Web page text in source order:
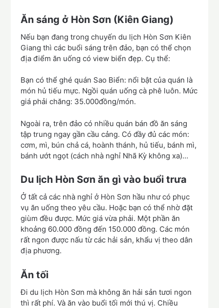
Ăn sáng ở Hòn Sơn (Kiên Giang)
Nếu bạn đang trong chuyến du lịch Hòn Sơn Kiên
Giang thì các buổi sáng trên đảo, bạn có thể chọn
địa điểm ăn uống có view biển đẹp. Cụ thể:
Bạn có thể ghé quán Sao Biển: nổi bật của quán là
món hủ tiếu mực. Ngồi quán uống cà phê luôn. Mức
giá phải chăng: 35.000đồng/món.
Ngoài ra, trên đảo có nhiều quán bán đồ ăn sáng
tập trung ngay gần cầu cảng. Có đầy đủ các món:
cơm, mì, bún chả cá, hoành thánh, hủ tiếu, bánh mì,
bánh ướt ngọt (cách nhà nghỉ Nhã Kỳ không xa)…
Du lịch Hòn Sơn ăn gì vào buổi trưa
Ở tất cả các nhà nghỉ ở Hòn Sơn hầu như có phục
vụ ăn uống theo yêu cầu. Hoặc bạn có thể nhờ đặt
giùm đều được. Mức giá vừa phải. Một phần ăn
khoảng 60.000 đồng đến 150.000 đồng. Các món
rất ngon được nấu từ các hải sản, khẩu vị theo dân
địa phương.
Ăn tối
Đi du lịch Hòn Sơn mà không ăn hải sản tươi ngon
thì rất phí. Và ăn vào buổi tối mới thú vị. Chiều